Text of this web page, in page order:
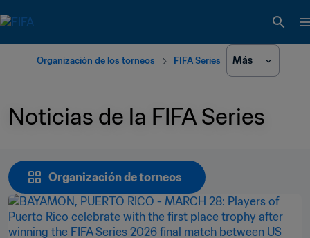
Organización de los torneos FIFA Series Más
Organización de torneos
Noticias de la FIFA Series